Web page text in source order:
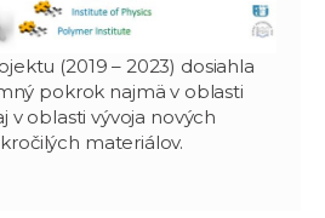
(2019 – 2023) dosiahla
pokrok najmä v oblasti
v oblasti vývoja nových
materiálov.